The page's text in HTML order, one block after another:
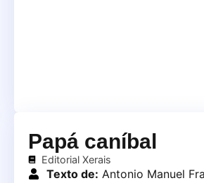
Papá caníbal
Editorial Xerais
Texto de: Antonio Manuel